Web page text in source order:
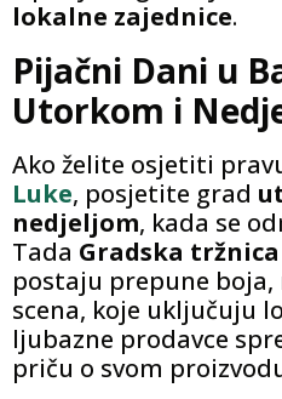
lokalne zajednice.
Pijačni Dani u
Utorkom i
Ako želite osjetiti
Luke, posjetite grad
nedjeljom, kada se
Tada Gradska
postaju prepune
scena, koje uključuju
ljubazne prodavce
priču o svom